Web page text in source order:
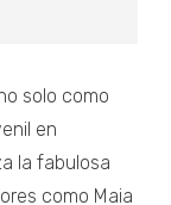
solo como
en
la fabulosa
como Maia